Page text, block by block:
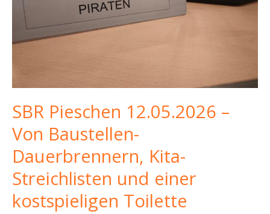
das
Ehrenamt
SBR Pieschen 12.05.2026 –
Von Baustellen-
Dauerbrennern, Kita-
Streichlisten und einer
kostspieligen Toilette